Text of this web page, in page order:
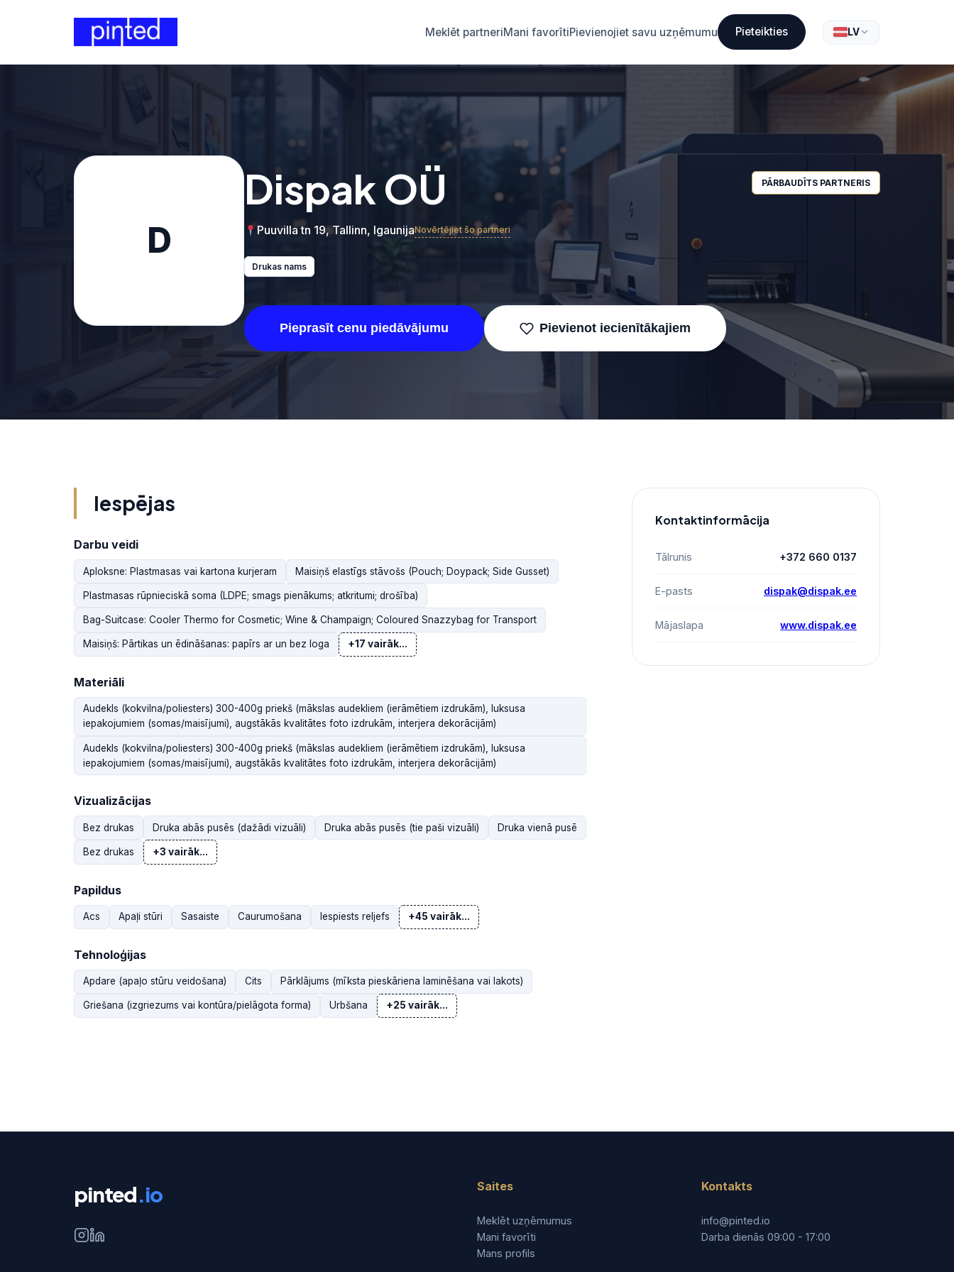
Meklēt partneriMani favorītiPievienojiet savu uzņēmumu Pieteikties LV
D
Dispak OÜ PĀRBAUDĪTS PARTNERIS
Puuvilla tn 19, Tallinn, IgaunijaNovērtējiet šo partneri
Drukas nams
Pieprasīt cenu piedāvājumu Pievienot iecienītākajiem
Iespējas
Darbu veidi
Aploksne: Plastmasas vai kartona kurjeram Maisiņš elastīgs stāvošs (Pouch; Doypack; Side Gusset)
Plastmasas rūpnieciskā soma (LDPE; smags pienākums; atkritumi; drošība)
Bag-Suitcase: Cooler Thermo for Cosmetic; Wine & Champaign; Coloured Snazzybag for Transport
Maisiņš: Pārtikas un ēdināšanas: papīrs ar un bez loga +17 vairāk...
Materiāli
Audekls (kokvilna/poliesters) 300-400g priekš (mākslas audekliem (ierāmētiem izdrukām), luksusa
iepakojumiem (somas/maisījumi), augstākās kvalitātes foto izdrukām, interjera dekorācijām)
Audekls (kokvilna/poliesters) 300-400g priekš (mākslas audekliem (ierāmētiem izdrukām), luksusa
iepakojumiem (somas/maisījumi), augstākās kvalitātes foto izdrukām, interjera dekorācijām)
Vizualizācijas
Bez drukas Druka abās pusēs (dažādi vizuāli) Druka abās pusēs (tie paši vizuāli) Druka vienā pusē
Bez drukas +3 vairāk...
Papildus
Acs Apaļi stūri Sasaiste Caurumošana Iespiests reljefs +45 vairāk...
Tehnoloģijas
Apdare (apaļo stūru veidošana) Cits Pārklājums (mīksta pieskāriena laminēšana vai lakots)
Griešana (izgriezums vai kontūra/pielāgota forma) Urbšana +25 vairāk...
Kontaktinformācija
Tālrunis +372 660 0137
E-pasts dispak@dispak.ee
Mājaslapa www.dispak.ee
pinted.io Saites
Meklēt uzņēmumus
Mani favorīti
Mans profils
Kontakts
info@pinted.io
Darba dienās 09:00 - 17:00